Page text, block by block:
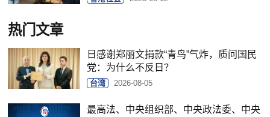
热门文章
日感谢郑丽文捐款“青鸟”气炸，质问国民
党：为什么不反日？
台湾 2026-08-05
最高法、中央组织部、中央政法委、中央